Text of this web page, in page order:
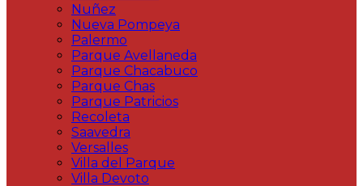
Nuñez
Nueva Pompeya
Palermo
Parque Avellaneda
Parque Chacabuco
Parque Chas
Parque Patricios
Recoleta
Saavedra
Versalles
Villa del Parque
Villa Devoto